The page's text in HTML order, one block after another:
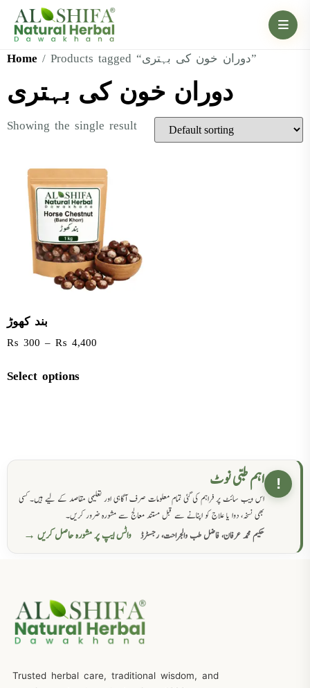
Home / Products tagged “دوران خون کی بہتری”
دوران خون کی بہتری
Showing the single result
بند کھوڑ
₨ 300 – ₨ 4,400
Select options
! اہم طبی نوٹ
اس ویب سائٹ پر فراہم کی گئی تمام معلومات صرف آگاہی اور تعلیمی مقاصد کے لیے ہیں۔ کسی
بھی نسخہ، دوا یا علاج کو اپنانے سے قبل مستند معالج سے مشورہ ضرور کریں۔
حکیم محمد عرفان، فاضل طب والجراحت، رجسٹرڈ
واٹس ایپ پر مشورہ حاصل کریں →
Trusted herbal care, traditional wisdom, and